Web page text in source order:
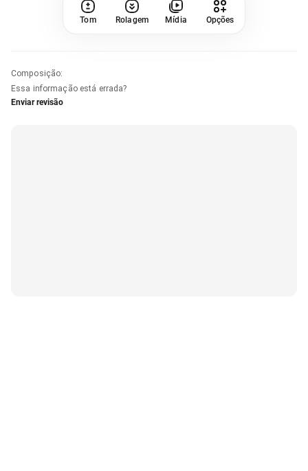
Tom Rolagem Mídia Opções
Composição:
Essa informação está errada?
Enviar revisão